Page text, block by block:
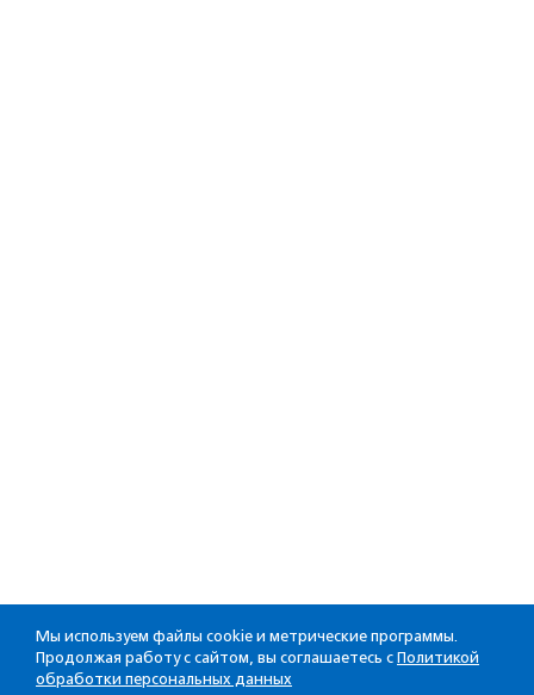
Мы используем файлы cookie и метрические программы.
Продолжая работу с сайтом, вы соглашаетесь с Политикой
обработки персональных данных